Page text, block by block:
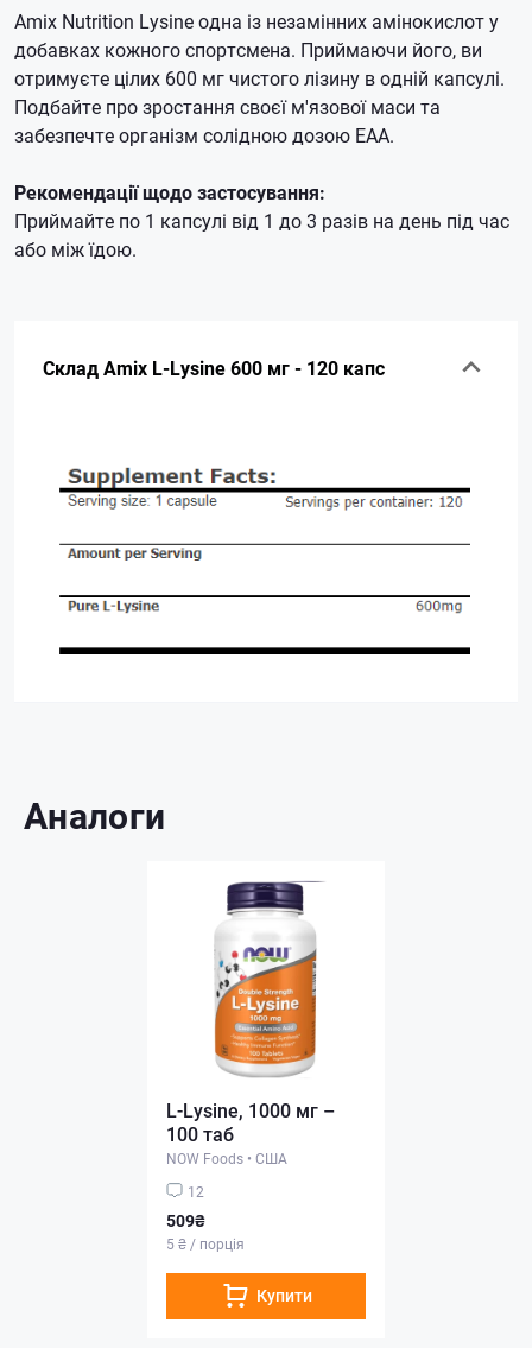
Amix Nutrition Lysine одна із незамінних амінокислот у
добавках кожного спортсмена. Приймаючи його, ви
отримуєте цілих 600 мг чистого лізину в одній капсулі.
Подбайте про зростання своєї м'язової маси та
забезпечте організм солідною дозою EAA.
Рекомендації щодо застосування:
Приймайте по 1 капсулі від 1 до 3 разів на день під час
або між їдою.
Склад Amix L-Lysine 600 мг - 120 капс
Аналоги
L-Lysine, 1000 мг –
100 таб
NOW Foods • США
12
509₴
5 ₴ / порція
Купити